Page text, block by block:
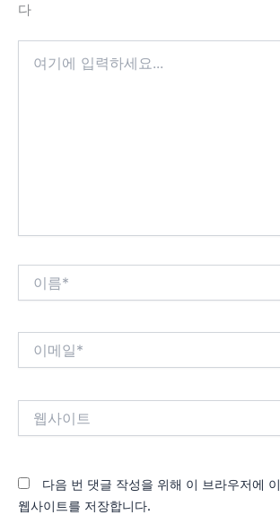
다
다음 번 댓글 작성을 위해 이 브라우저에
웹사이트를 저장합니다.